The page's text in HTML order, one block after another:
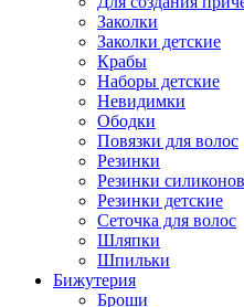
Заколки
Заколки детские
Крабы
Наборы детские
Невидимки
Ободки
Повязки для волос
Резинки
Резинки
Резинки детские
Сеточка для волос
Шляпки
Шпильки
Бижутерия
Броши